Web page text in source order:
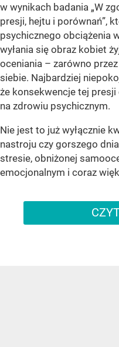
w wynikach badania „W
presji, hejtu i porównań”,
psychicznego obciążenia
wyłania się obraz kobiet
oceniania – zarówno
siebie. Najbardziej
że konsekwencje tej
na zdrowiu psychicznym.
Nie jest to już wyłącznie
nastroju czy gorszego
stresie, obniżonej
emocjonalnym i coraz